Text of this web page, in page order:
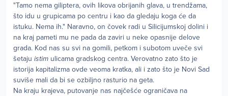
"Tamo nema giliptera, ovih likova obrijanih glava, u trendžama,
što idu u grupicama po centru i kao da gledaju koga će da
istuku. Nema ih." Naravno, on čovek radi u Silicijumskoj dolini i
na kraj pameti mu ne pada da zaviri u neke opasnije delove
grada. Kod nas su svi na gomili, petkom i subotom uveče svi
šetaju istim ulicama gradskog centra. Verovatno zato što je
istorija kapitalizma ovde veoma kratka, ali i zato što je Novi Sad
suviše mali da bi se ozbiljno rasturio na geta.
Na kraju krajeva, putovanje nas najčešće ograničava na